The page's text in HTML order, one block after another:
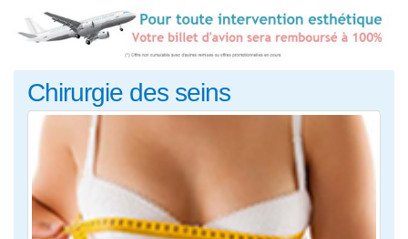
Chirurgie des seins